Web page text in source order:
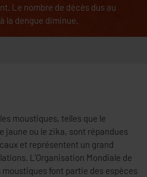
Le nombre de décès dus au
la dengue diminue.
moustiques, telles que le
jaune ou le zika, sont répandues
et représentent un grand
L'Organisation Mondiale de
moustiques font partie des espèces